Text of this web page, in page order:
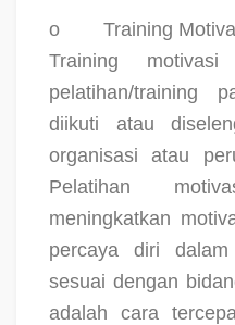
o
Training
Training
pelatihan/training
diikuti atau
organisasi atau
Pelatihan
meningkatkan
percaya diri dalam
sesuai dengan
adalah cara